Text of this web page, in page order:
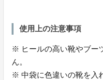
使用上の注意事項
※ ヒールの高い靴やブー
ん。
※ 中袋に色違いの靴を入